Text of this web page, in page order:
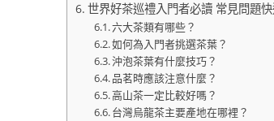
世界好茶巡禮入門者必讀 常見問題快
六大茶類有哪些？
如何為入門者挑選茶葉？
沖泡茶葉有什麼技巧？
品茗時應該注意什麼？
高山茶一定比較好嗎？
台灣烏龍茶主要產地在哪裡？